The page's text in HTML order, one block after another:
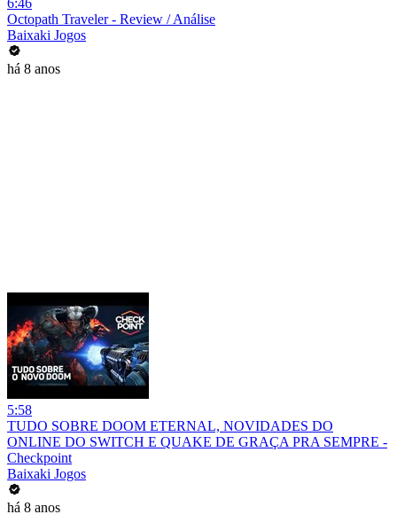
6:46
Octopath Traveler - Review / Análise
Baixaki Jogos
há 8 anos
5:58
TUDO SOBRE DOOM ETERNAL, NOVIDADES DO
ONLINE DO SWITCH E QUAKE DE GRAÇA PRA SEMPRE -
Checkpoint
Baixaki Jogos
há 8 anos